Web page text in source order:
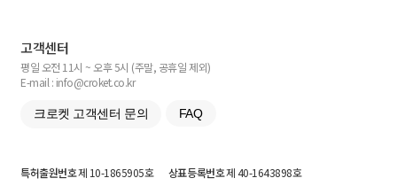
고객센터
평일 오전 11시 ~ 오후 5시 (주말, 공휴일 제외)
E-mail : info@croket.co.kr
크로켓 고객센터 문의 FAQ
특허출원번호제 10-1865905호 상표등록번호제 40-1643898호